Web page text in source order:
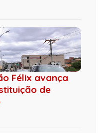
Félix avança
de